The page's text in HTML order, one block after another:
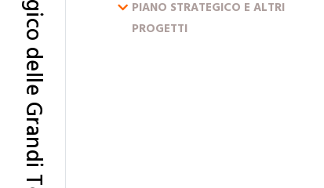
PIANO STRATEGICO E ALTRI
PROGETTI